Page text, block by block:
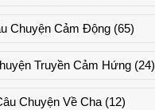
Chuyện Cảm Động (65)
Truyền Cảm Hứng(24)
Chuyện Về Cha (12)